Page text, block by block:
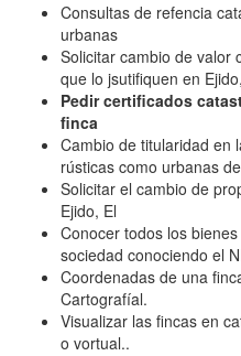
Consultas de refencia
urbanas
Solicitar cambio de valor
que lo jsutifiquen en
Pedir certificados
finca
Cambio de titularidad en
rústicas como urbanas
Solicitar el cambio de
Ejido, El
Conocer todos los
sociedad conociendo el
Coordenadas de una
Cartografíal.
Visualizar las fincas en
o vortual..